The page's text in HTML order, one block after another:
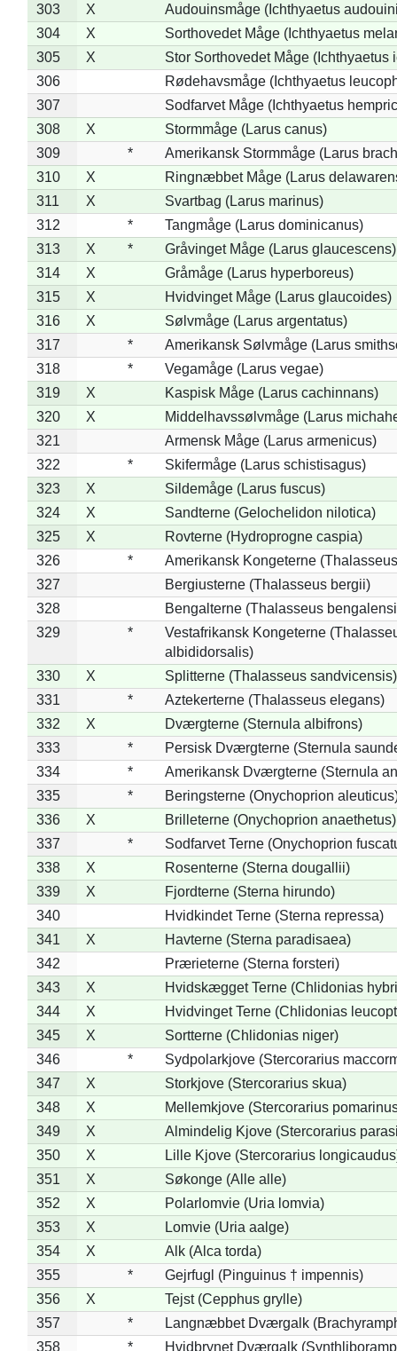
303
X
Audouinsmåge (Ichthyaetus
304
X
Sorthovedet Måge (Ichthyaetus
305
X
Stor Sorthovedet Måge (Ichthyaetus
306
Rødehavsmåge (Ichthyaetus
307
Sodfarvet Måge (Ichthyaetus
308
X
Stormmåge (Larus canus)
309
*
Amerikansk Stormmåge (Larus
310
X
Ringnæbbet Måge (Larus
311
X
Svartbag (Larus marinus)
312
*
Tangmåge (Larus dominicanus)
313
X *
Gråvinget Måge (Larus glaucescens)
314
X
Gråmåge (Larus hyperboreus)
315
X
Hvidvinget Måge (Larus glaucoides)
316
X
Sølvmåge (Larus argentatus)
317
*
Amerikansk Sølvmåge (Larus
318
*
Vegamåge (Larus vegae)
319
X
Kaspisk Måge (Larus cachinnans)
320
X
Middelhavssølvmåge (Larus
321
Armensk Måge (Larus armenicus)
322
*
Skifermåge (Larus schistisagus)
323
X
Sildemåge (Larus fuscus)
324
X
Sandterne (Gelochelidon nilotica)
325
X
Rovterne (Hydroprogne caspia)
326
*
Amerikansk Kongeterne
327
Bergiusterne (Thalasseus bergii)
328
Bengalterne (Thalasseus
329
*
Vestafrikansk Kongeterne
albididorsalis)
330
X
Splitterne (Thalasseus sandvicensis)
331
*
Aztekerterne (Thalasseus elegans)
332
X
Dværgterne (Sternula albifrons)
333
*
Persisk Dværgterne (Sternula
334
*
Amerikansk Dværgterne (Sternula
335
*
Beringsterne (Onychoprion
336
X
Brilleterne (Onychoprion anaethetus)
337
*
Sodfarvet Terne (Onychoprion
338
X
Rosenterne (Sterna dougallii)
339
X
Fjordterne (Sterna hirundo)
340
Hvidkindet Terne (Sterna repressa)
341
X
Havterne (Sterna paradisaea)
342
Prærieterne (Sterna forsteri)
343
X
Hvidskægget Terne (Chlidonias
344
X
Hvidvinget Terne (Chlidonias
345
X
Sortterne (Chlidonias niger)
346
*
Sydpolarkjove (Stercorarius
347
X
Storkjove (Stercorarius skua)
348
X
Mellemkjove (Stercorarius
349
X
Almindelig Kjove (Stercorarius
350
X
Lille Kjove (Stercorarius
351
X
Søkonge (Alle alle)
352
X
Polarlomvie (Uria lomvia)
353
X
Lomvie (Uria aalge)
354
X
Alk (Alca torda)
355
*
Gejrfugl (Pinguinus † impennis)
356
X
Tejst (Cepphus grylle)
357
*
Langnæbbet Dværgalk
358
* Hvidbrynet Dværgalk